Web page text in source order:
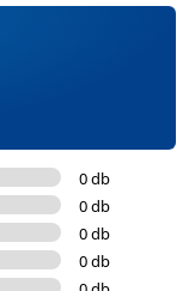
0 db
0 db
0 db
0 db